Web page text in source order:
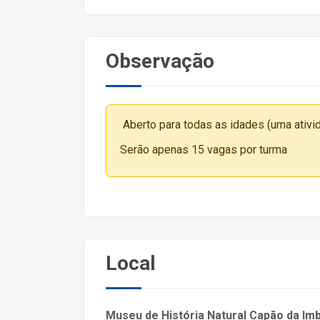
Observação
Aberto para todas as idades (uma
Serão apenas 15 vagas por turma
Local
Museu de História Natural Capão da